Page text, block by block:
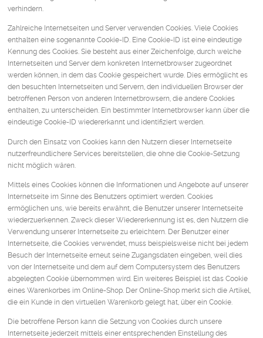
verhindern.
Zahlreiche Internetseiten und Server verwenden Cookies. Viele Cookies
enthalten eine sogenannte Cookie-ID. Eine Cookie-ID ist eine eindeutige
Kennung des Cookies. Sie besteht aus einer Zeichenfolge, durch welche
Internetseiten und Server dem konkreten Internetbrowser zugeordnet
werden können, in dem das Cookie gespeichert wurde. Dies ermöglicht es
den besuchten Internetseiten und Servern, den individuellen Browser der
betroffenen Person von anderen Internetbrowsern, die andere Cookies
enthalten, zu unterscheiden. Ein bestimmter Internetbrowser kann über die
eindeutige Cookie-ID wiedererkannt und identifiziert werden.
Durch den Einsatz von Cookies kann den Nutzern dieser Internetseite
nutzerfreundlichere Services bereitstellen, die ohne die Cookie-Setzung
nicht möglich wären.
Mittels eines Cookies können die Informationen und Angebote auf unserer
Internetseite im Sinne des Benutzers optimiert werden. Cookies
ermöglichen uns, wie bereits erwähnt, die Benutzer unserer Internetseite
wiederzuerkennen. Zweck dieser Wiedererkennung ist es, den Nutzern die
Verwendung unserer Internetseite zu erleichtern. Der Benutzer einer
Internetseite, die Cookies verwendet, muss beispielsweise nicht bei jedem
Besuch der Internetseite erneut seine Zugangsdaten eingeben, weil dies
von der Internetseite und dem auf dem Computersystem des Benutzers
abgelegten Cookie übernommen wird. Ein weiteres Beispiel ist das Cookie
eines Warenkorbes im Online-Shop. Der Online-Shop merkt sich die Artikel,
die ein Kunde in den virtuellen Warenkorb gelegt hat, über ein Cookie.
Die betroffene Person kann die Setzung von Cookies durch unsere
Internetseite jederzeit mittels einer entsprechenden Einstellung des